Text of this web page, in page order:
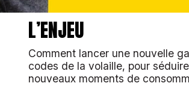
L’ENJEU
Comment lancer une nouvelle
codes de la volaille, pour
nouveaux moments de